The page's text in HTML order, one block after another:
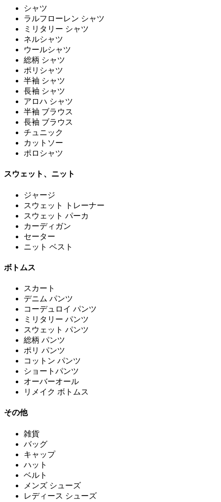
シャツ
ラルフローレン シャツ
ミリタリー シャツ
ネルシャツ
ウールシャツ
総柄 シャツ
ポリシャツ
半袖 シャツ
長袖 シャツ
アロハ シャツ
半袖 ブラウス
長袖 ブラウス
チュニック
カットソー
ポロシャツ
スウェット、ニット
ジャージ
スウェット トレーナー
スウェット パーカ
カーディガン
セーター
ニット ベスト
ボトムス
スカート
デニム パンツ
コーデュロイ パンツ
ミリタリー パンツ
スウェット パンツ
総柄 パンツ
ポリ パンツ
コットン パンツ
ショートパンツ
オーバーオール
リメイク ボトムス
その他
雑貨
バッグ
キャップ
ハット
ベルト
メンズ シューズ
レディース シューズ